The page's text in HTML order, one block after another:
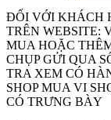
ĐỐI VỚI KHÁCH
TRÊN WEBSITE:
MUA HOẶC
CHỤP GỬI QUA
TRA XEM CÓ
SHOP MUA VI
CÓ TRƯNG BÀY